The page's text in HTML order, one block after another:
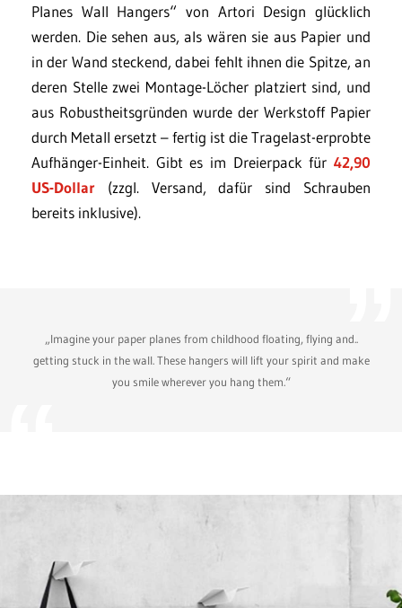
Planes Wall Hangers“ von Artori Design glücklich
werden. Die sehen aus, als wären sie aus Papier und
in der Wand steckend, dabei fehlt ihnen die Spitze, an
deren Stelle zwei Montage-Löcher platziert sind, und
aus Robustheitsgründen wurde der Werkstoff Papier
durch Metall ersetzt – fertig ist die Tragelast-erprobte
Aufhänger-Einheit. Gibt es im Dreierpack für 42,90
US-Dollar (zzgl. Versand, dafür sind Schrauben
bereits inklusive).
„Imagine your paper planes from childhood floating, flying and..
getting stuck in the wall. These hangers will lift your spirit and make
you smile wherever you hang them.“